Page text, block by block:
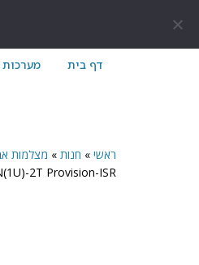
דף בית
ראשי » חנות » מצלמות
2T Provision-ISR